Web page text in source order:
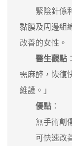
緊陰針係利
黏膜及周邊組
改善的女性。
醫生觀點
需麻醉，恢復
維護。」
優點 ：
無手術創傷
可快速改